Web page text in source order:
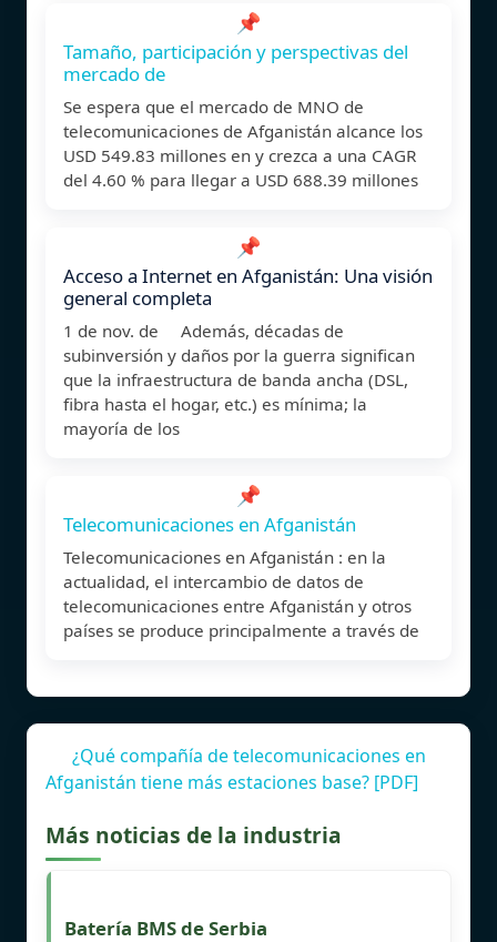
📌
Tamaño, participación y perspectivas del
mercado de
Se espera que el mercado de MNO de
telecomunicaciones de Afganistán alcance los
USD 549.83 millones en y crezca a una CAGR
del 4.60 % para llegar a USD 688.39 millones
📌
Acceso a Internet en Afganistán: Una visión
general completa
1 de nov. de Además, décadas de
subinversión y daños por la guerra significan
que la infraestructura de banda ancha (DSL,
fibra hasta el hogar, etc.) es mínima; la
mayoría de los
📌
Telecomunicaciones en Afganistán
Telecomunicaciones en Afganistán : en la
actualidad, el intercambio de datos de
telecomunicaciones entre Afganistán y otros
países se produce principalmente a través de
¿Qué compañía de telecomunicaciones en
Afganistán tiene más estaciones base? [PDF]
Más noticias de la industria
Batería BMS de Serbia